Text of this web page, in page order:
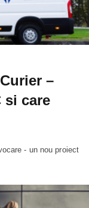
–
si care
- un nou proiect